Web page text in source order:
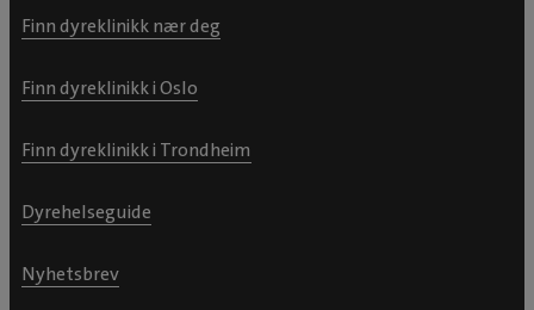
Finn dyreklinikk nær deg
Finn dyreklinikk i Oslo
Finn dyreklinikk i Trondheim
Dyrehelseguide
Nyhetsbrev